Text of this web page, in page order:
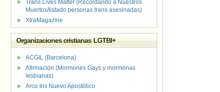
Trans Lives Matter (Recordando a Nuestros
Muertos/listado personas trans asesinadas)
XtraMagazine
Organizaciones cristianas LGTBI+
ACGIL (Barcelona)
Afirmación (Mormones Gays y mormonas
lesbianas)
Arco Iris Nuevo Apostólico